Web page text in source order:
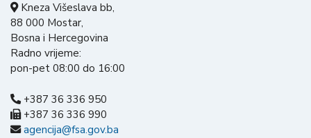
Kneza Višeslava bb,
88 000 Mostar,
Bosna i Hercegovina
Radno vrijeme:
pon-pet 08:00 do 16:00
+387 36 336 950
+387 36 336 990
agencija@fsa.gov.ba